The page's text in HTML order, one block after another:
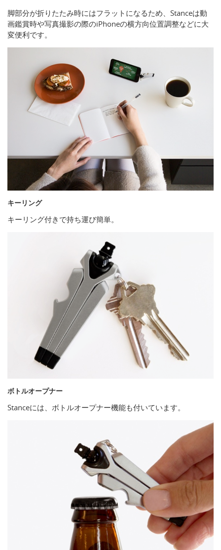
脚部分が折りたたみ時にはフラットになるため、Stanceは動
画鑑賞時や写真撮影の際のiPhoneの横方向位置調整などに大
変便利です。
キーリング
キーリング付きで持ち運び簡単。
ボトルオープナー
Stanceには、ボトルオープナー機能も付いています。